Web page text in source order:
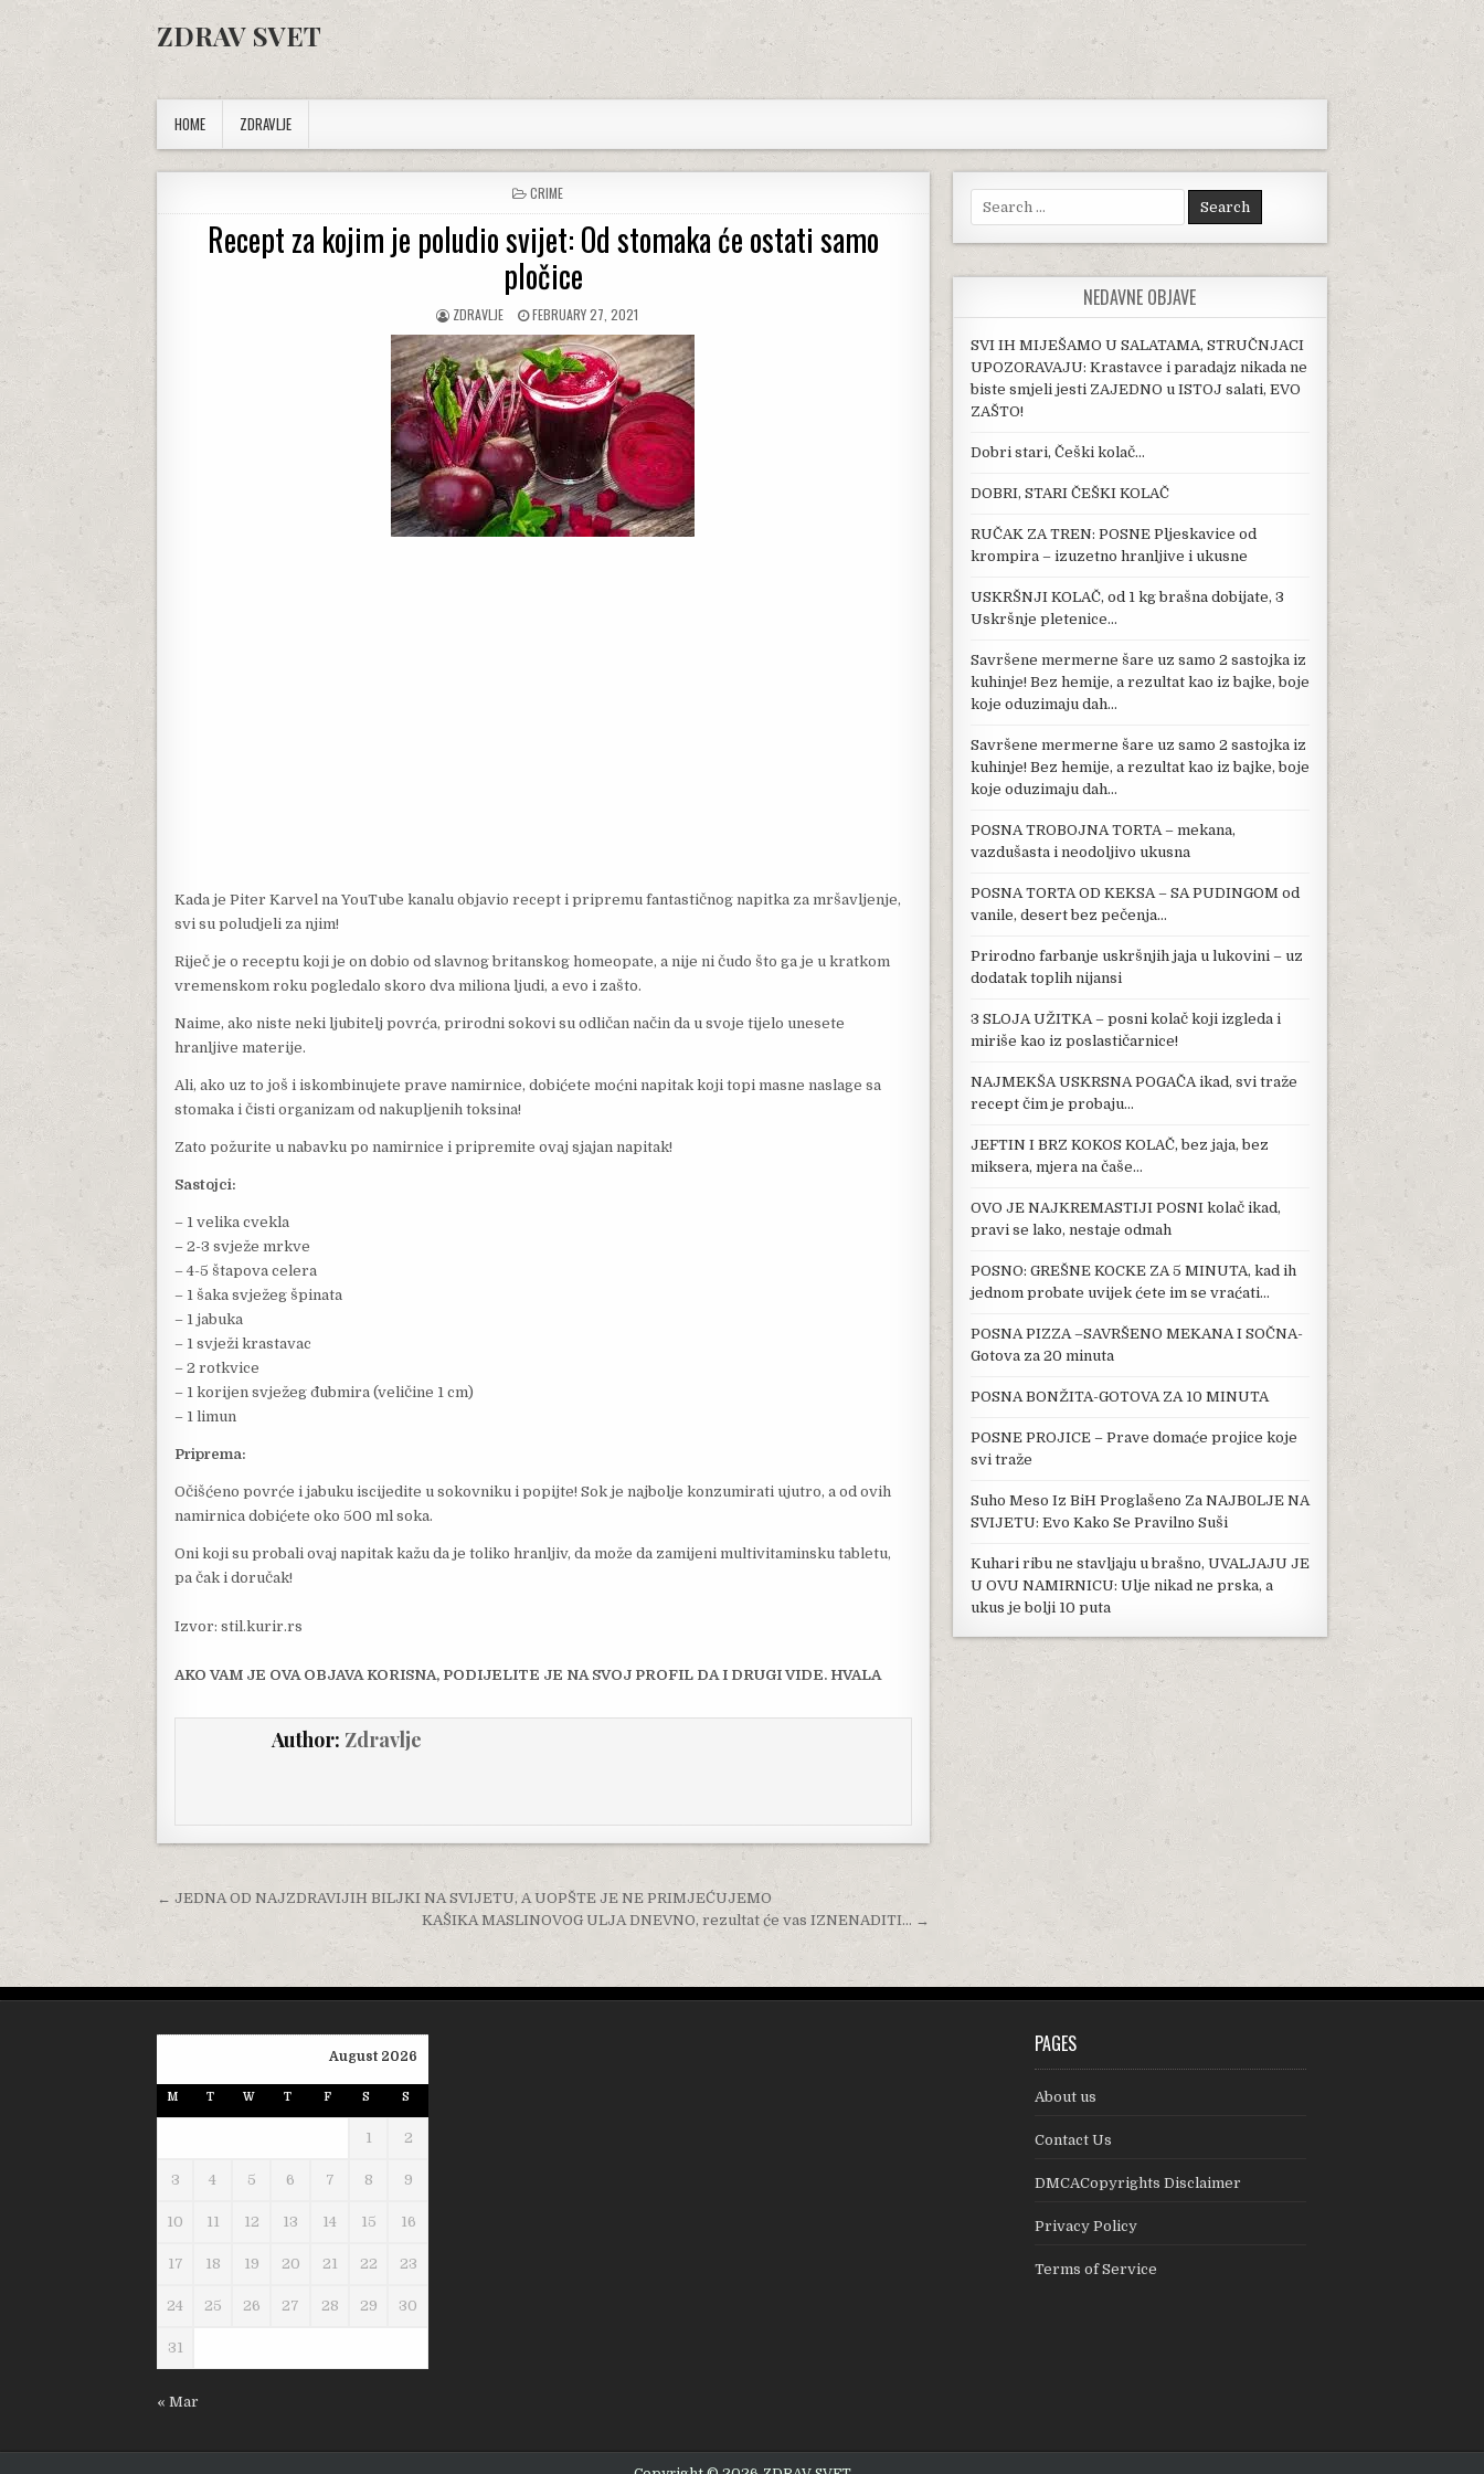
Skip to content
ZDRAV SVET
HOME ZDRAVLJE
POSTED IN
CRIME
Recept za kojim je poludio svijet: Od stomaka će ostati samo
pločice
AUTHOR:
ZDRAVLJE PUBLISHED DATE:
FEBRUARY 27, 2021
Kada je Piter Karvel na YouTube kanalu objavio recept i pripremu fantastičnog napitka za mršavljenje,
svi su poludjeli za njim!
Riječ je o receptu koji je on dobio od slavnog britanskog homeopate, a nije ni čudo što ga je u kratkom
vremenskom roku pogledalo skoro dva miliona ljudi, a evo i zašto.
Naime, ako niste neki ljubitelj povrća, prirodni sokovi su odličan način da u svoje tijelo unesete
hranljive materije.
Ali, ako uz to još i iskombinujete prave namirnice, dobićete moćni napitak koji topi masne naslage sa
stomaka i čisti organizam od nakupljenih toksina!
Zato požurite u nabavku po namirnice i pripremite ovaj sjajan napitak!
Sastojci:
– 1 velika cvekla
– 2-3 svježe mrkve
– 4-5 štapova celera
– 1 šaka svježeg špinata
– 1 jabuka
– 1 svježi krastavac
– 2 rotkvice
– 1 korijen svježeg đubmira (veličine 1 cm)
– 1 limun
Priprema:
Očišćeno povrće i jabuku iscijedite u sokovniku i popijte! Sok je najbolje konzumirati ujutro, a od ovih
namirnica dobićete oko 500 ml soka.
Oni koji su probali ovaj napitak kažu da je toliko hranljiv, da može da zamijeni multivitaminsku tabletu,
pa čak i doručak!
Izvor: stil.kurir.rs
AKO VAM JE OVA OBJAVA KORISNA, PODIJELITE JE NA SVOJ PROFIL DA I DRUGI VIDE. HVALA
Author: Zdravlje
Post navigation
← JEDNA OD NAJZDRAVIJIH BILJKI NA SVIJETU, A UOPŠTE JE NE PRIMJEĆUJEMO
KAŠIKA MASLINOVOG ULJA DNEVNO, rezultat će vas IZNENADITI… →
Search for:
NEDAVNE OBJAVE
SVI IH MIJEŠAMO U SALATAMA, STRUČNJACI
UPOZORAVAJU: Krastavce i paradajz nikada ne
biste smjeli jesti ZAJEDNO u ISTOJ salati, EVO
ZAŠTO!
Dobri stari, Češki kolač…
DOBRI, STARI ČEŠKI KOLAČ
RUČAK ZA TREN: POSNE Pljeskavice od
krompira – izuzetno hranljive i ukusne
USKRŠNJI KOLAČ, od 1 kg brašna dobijate, 3
Uskršnje pletenice…
Savršene mermerne šare uz samo 2 sastojka iz
kuhinje! Bez hemije, a rezultat kao iz bajke, boje
koje oduzimaju dah…
Savršene mermerne šare uz samo 2 sastojka iz
kuhinje! Bez hemije, a rezultat kao iz bajke, boje
koje oduzimaju dah…
POSNA TROBOJNA TORTA – mekana,
vazdušasta i neodoljivo ukusna
POSNA TORTA OD KEKSA – SA PUDINGOM od
vanile, desert bez pečenja…
Prirodno farbanje uskršnjih jaja u lukovini – uz
dodatak toplih nijansi
3 SLOJA UŽITKA – posni kolač koji izgleda i
miriše kao iz poslastičarnice!
NAJMEKŠA USKRSNA POGAČA ikad, svi traže
recept čim je probaju…
JEFTIN I BRZ KOKOS KOLAČ, bez jaja, bez
miksera, mjera na čaše…
OVO JE NAJKREMASTIJI POSNI kolač ikad,
pravi se lako, nestaje odmah
POSNO: GREŠNE KOCKE ZA 5 MINUTA, kad ih
jednom probate uvijek ćete im se vraćati…
POSNA PIZZA –SAVRŠENO MEKANA I SOČNA-
Gotova za 20 minuta
POSNA BONŽITA-GOTOVA ZA 10 MINUTA
POSNE PROJICE – Prave domaće projice koje
svi traže
Suho Meso Iz BiH Proglašeno Za NAJB0LJE NA
SVIJETU: Evo Kako Se Pravilno Suši
Kuhari ribu ne stavljaju u brašno, UVALJAJU JE
U OVU NAMIRNICU: Ulje nikad ne prska, a
ukus je bolji 10 puta
August 2026
M T W T F S S
1 2
3 4 5 6 7 8 9
10 11 12 13 14 15 16
17 18 19 20 21 22 23
24 25 26 27 28 29 30
31
« Mar
PAGES
About us
Contact Us
DMCACopyrights Disclaimer
Privacy Policy
Terms of Service